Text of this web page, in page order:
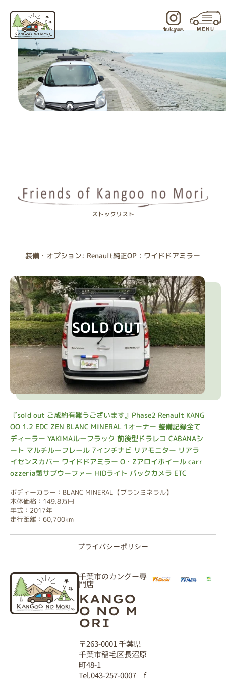
ストックリスト
装備・オプション: Renault純正OP：ワイドドアミラー
SOLD OUT
『sold out ご成約有難うございます』Phase2 Renault KANG
OO 1.2 EDC ZEN BLANC MINERAL 1オーナー 整備記録全て
ディーラー YAKIMAルーフラック 前後型ドラレコ CABANAシ
ート マルチルーフレール 7インチナビ リアモニター リアラ
イセンスカバー ワイドドアミラー O・Zアロイホイール carr
ozzeria製サブウーファー HIDライト バックカメラ ETC
ボディーカラー：BLANC MINERAL【ブランミネラル】
本体価格：149.8万円
年式：2017年
走行距離：60,700km
プライバシーポリシー
千葉市のカングー専
門店
KANGO
O NO M
ORI
〒263-0001 千葉県
千葉市稲毛区長沼原
町48-1
Tel.043-257-0007 f